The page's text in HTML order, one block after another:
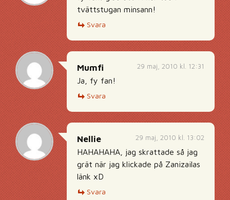
tvättstugan minsann!
Svara
29 maj, 2010 kl. 12:31
Mumfi
Ja, fy fan!
Svara
29 maj, 2010 kl. 13:02
Nellie
HAHAHAHA, jag skrattade så jag
grät när jag klickade på Zanizailas
länk xD
Svara